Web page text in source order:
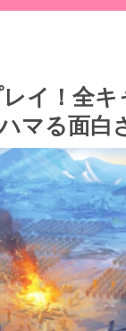
イ！全
マる面白